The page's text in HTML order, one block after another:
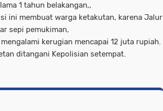
1 tahun belakangan,,
ini membuat warga ketakutan, karena Jalur
sepi pemukiman,
kerugian mencapai 12 juta rupiah.
ditangani Kepolisian setempat.